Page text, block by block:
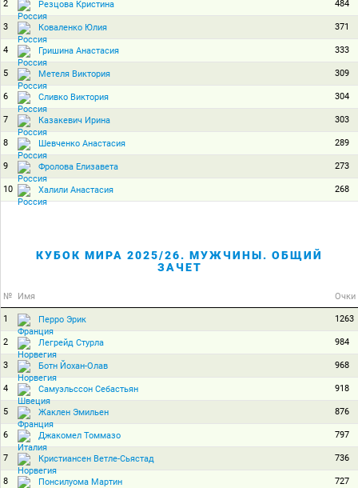
2 Резцова Кристина 484
3 Коваленко Юлия 371
4 Гришина Анастасия 333
5 Метеля Виктория 309
6 Сливко Виктория 304
7 Казакевич Ирина 303
8 Шевченко Анастасия 289
9 Фролова Елизавета 273
10 Халили Анастасия 268
КУБОК МИРА 2025/26. МУЖЧИНЫ. ОБЩИЙ
ЗАЧЕТ
№ Имя Очки
1 Перро Эрик 1263
2 Легрейд Стурла 984
3 Ботн Йохан-Олав 968
4 Самуэльссон Себастьян 918
5 Жаклен Эмильен 876
6 Джакомел Томмазо 797
7 Кристиансен Ветле-Сьястад 736
8 Понсилуома Мартин 727